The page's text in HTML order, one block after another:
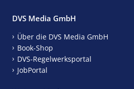
DVS Media GmbH
Über die DVS Media GmbH
Book-Shop
DVS-Regelwerksportal
JobPortal